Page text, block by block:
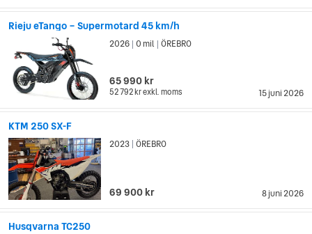
Rieju eTango – Supermotard 45 km/h
15 juni 2026
2026 0 mil ÖREBRO
65 990 kr
52 792 krexkl. moms
KTM 250 SX-F
8 juni 2026
2023 ÖREBRO
69 900 kr
Husqvarna TC250